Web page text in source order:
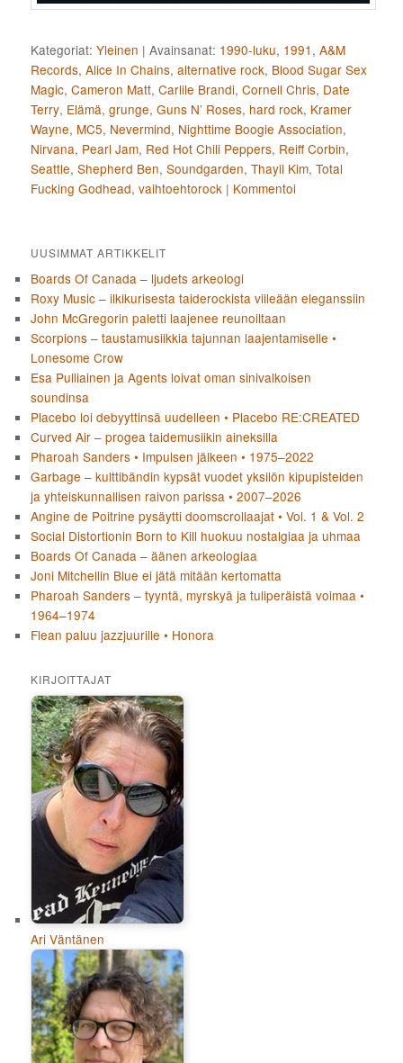
Kategoriat: Yleinen |Avainsanat: 1990-luku, 1991 ,A&M
Records,Alice In Chains,alternative rock, Blood Sugar Sex
Magic,Cameron Matt,Carlile Brandi,Cornell Chris, Date
Terry, Elämä,grunge,Guns N’ Roses, hard rock, Kramer
Wayne, MC5, Nevermind, Nighttime Boogie Association,
Nirvana, Pearl Jam, Red Hot Chili Peppers, Reiff Corbin,
Seattle,Shepherd Ben,Soundgarden,Thayil Kim,Total
Fucking Godhead,vaihtoehtorock | Kommentoi
UUSIMMAT ARTIKKELIT
Boards Of Canada – ljudets arkeologi
Roxy Music – ilkikurisesta taiderockista viileään eleganssiin
John McGregorin paletti laajenee reunoiltaan
Scorpions – taustamusiikkia tajunnan laajentamiselle •
Lonesome Crow
Esa Pulliainen ja Agents loivat oman sinivalkoisen
soundinsa
Placebo loi debyyttinsä uudelleen • Placebo RE:CREATED
Curved Air – progea taidemusiikin aineksilla
Pharoah Sanders • Impulsen jälkeen • 1975–2022
Garbage – kulttibändin kypsät vuodet yksilön kipupisteiden
ja yhteiskunnallisen raivon parissa • 2007–2026
Angine de Poitrine pysäytti doomscrollaajat • Vol. 1 & Vol. 2
Social Distortionin Born to Kill huokuu nostalgiaa ja uhmaa
Boards Of Canada – äänen arkeologiaa
Joni Mitchellin Blue ei jätä mitään kertomatta
Pharoah Sanders – tyyntä, myrskyä ja tuliperäistä voimaa •
1964–1974
Flean paluu jazzjuurille • Honora
KIRJOITTAJAT
Ari Väntänen